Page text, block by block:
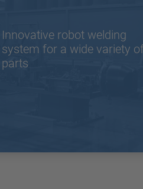
Innovative robot welding
system for a wide variety
parts